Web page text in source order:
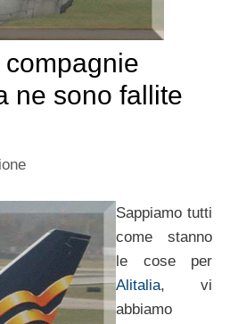
ne sono fallite
Sappiamo tutti
come stanno
le cose per
Alitalia, vi
abbiamo